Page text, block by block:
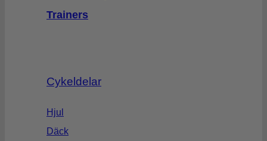
Trainers
Cykeldelar
Hjul
Däck